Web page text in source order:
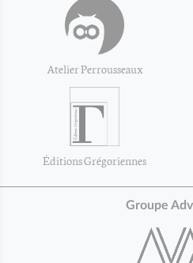
Atelier Perrousseaux
Éditions Grégoriennes
Groupe